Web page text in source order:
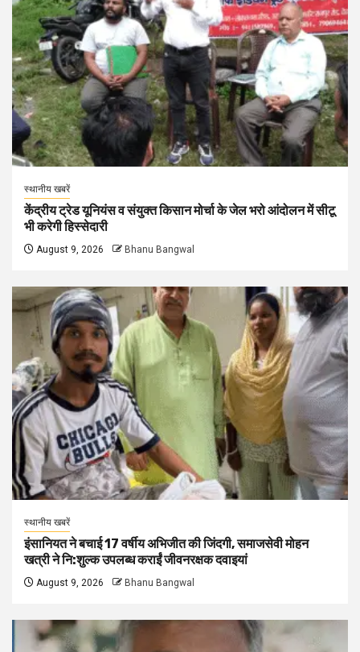
स्थानीय खबरें
केंद्रीय ट्रेड यूनियंस व संयुक्त किसान मोर्चा के जेल भरो आंदोलन में सीटू
भी करेगी हिस्सेदारी
August 9, 2026 Bhanu Bangwal
स्थानीय खबरें
इंसानियत ने बचाई 17 वर्षीय अभिजीत की जिंदगी, समाजसेवी मोहन
खत्री ने नि:शुल्क उपलब्ध कराईं जीवनरक्षक दवाइयां
August 9, 2026 Bhanu Bangwal